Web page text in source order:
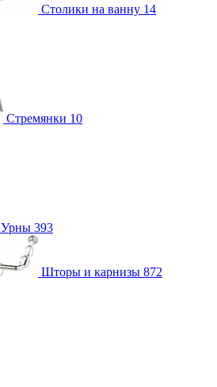
Столики на ванну 14
Стремянки 10
Урны 393
Шторы и карнизы 872